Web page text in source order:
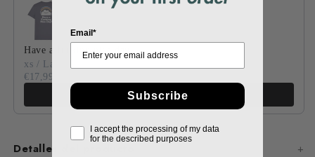
Have a fucking nice day
xs / Lava Grey
€17,99
Añadir
Detalles del producto
Email*
Subscribe
I accept the processing of my data
for the described purposes